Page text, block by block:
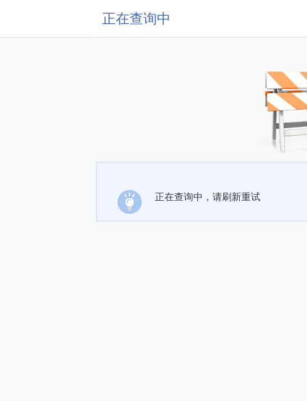
正在查询中
正在查询中，请刷新重试